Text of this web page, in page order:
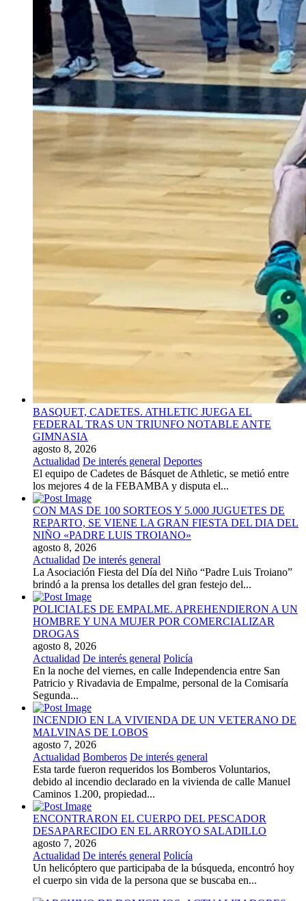
BASQUET, CADETES. ATHLETIC JUEGA EL
FEDERAL TRAS UN TRIUNFO NOTABLE ANTE
GIMNASIA
agosto 8, 2026
Actualidad De interés general Deportes
El equipo de Cadetes de Básquet de Athletic, se metió entre
los mejores 4 de la FEBAMBA y disputa el...
CON MAS DE 100 SORTEOS Y 5.000 JUGUETES DE
REPARTO, SE VIENE LA GRAN FIESTA DEL DIA DEL
NIÑO «PADRE LUIS TROIANO»
agosto 8, 2026
Actualidad De interés general
La Asociación Fiesta del Día del Niño “Padre Luis Troiano”
brindó a la prensa los detalles del gran festejo del...
POLICIALES DE EMPALME. APREHENDIERON A UN
HOMBRE Y UNA MUJER POR COMERCIALIZAR
DROGAS
agosto 8, 2026
Actualidad De interés general Policía
En la noche del viernes, en calle Independencia entre San
Patricio y Rivadavia de Empalme, personal de la Comisaría
Segunda...
INCENDIO EN LA VIVIENDA DE UN VETERANO DE
MALVINAS DE LOBOS
agosto 7, 2026
Actualidad Bomberos De interés general
Esta tarde fueron requeridos los Bomberos Voluntarios,
debido al incendio declarado en la vivienda de calle Manuel
Caminos 1.200, propiedad...
ENCONTRARON EL CUERPO DEL PESCADOR
DESAPARECIDO EN EL ARROYO SALADILLO
agosto 7, 2026
Actualidad De interés general Policía
Un helicóptero que participaba de la búsqueda, encontró hoy
el cuerpo sin vida de la persona que se buscaba en...